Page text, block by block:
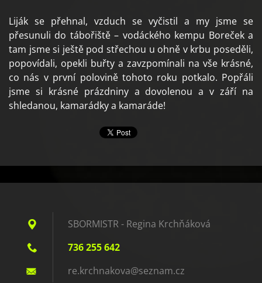
Liják se přehnal, vzduch se vyčistil a my jsme se
přesunuli do tábořiště – vodáckého kempu Boreček a
tam jsme si ještě pod střechou u ohně v krbu poseděli,
popovídali, opekli buřty a zavzpomínali na vše krásné,
co nás v první polovině tohoto roku potkalo. Popřáli
jsme si krásné prázdniny a dovolenou a v září na
shledanou, kamarádky a kamaráde!
SBORMISTR - Regina Krchňáková
736 255 642
re.krchnakova@seznam.cz